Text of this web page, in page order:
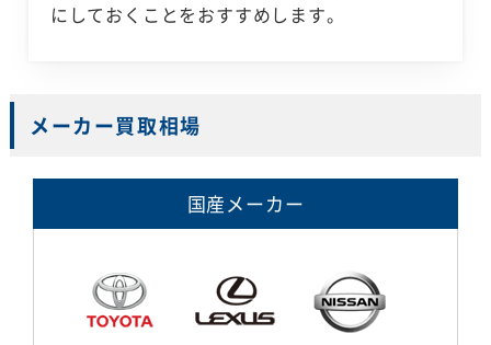
にしておくことをおすすめします。
メーカー買取相場
国産メーカー